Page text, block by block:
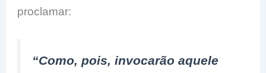
proclamar:
“Como, pois, invocarão aquele